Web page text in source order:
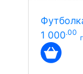
1 000.00